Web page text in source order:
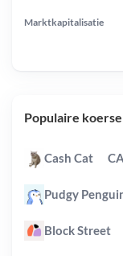
Marktkapitalisatie
Populaire
Cash Cat
Pudgy
Block Street